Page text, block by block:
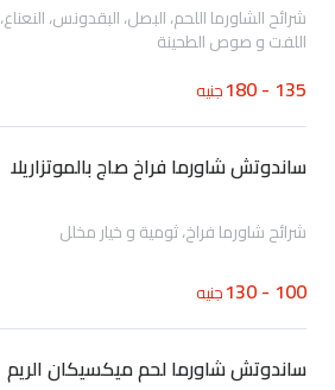
شرائح الشاورما اللحم، البصل، البقدونس، النعناع،
اللفت و صوص الطحينة
135 - 180 جنيه
ساندوتش شاورما فراخ صاج بالموتزاريلا
شرائح شاورما فراخ، ثومية و خيار مخلل
100 - 130 جنيه
ساندوتش شاورما لحم ميكسيكان الريم